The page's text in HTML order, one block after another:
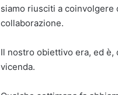
siamo riusciti a
collaborazione.
Il nostro obiettivo era, ed è,
vicenda.